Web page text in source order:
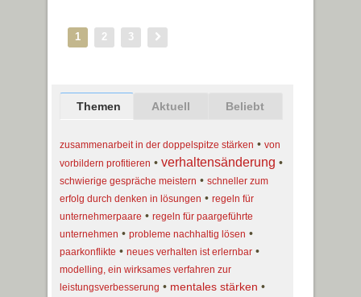
1 2 3
Themen Aktuell Beliebt
zusammenarbeit in der doppelspitze stärken • von
vorbildern profitieren • verhaltensänderung •
schwierige gespräche meistern • schneller zum
erfolg durch denken in lösungen • regeln für
unternehmerpaare • regeln für paargeführte
unternehmen • probleme nachhaltig lösen •
paarkonflikte • neues verhalten ist erlernbar •
modelling, ein wirksames verfahren zur
leistungsverbesserung • mentales stärken •